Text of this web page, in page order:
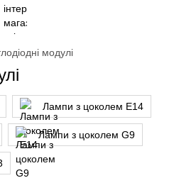
модулі
Лампи з цоколем Е14
Лампи з цоколем G9